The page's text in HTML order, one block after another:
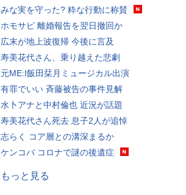
みな実を守った? 粋な行動に称賛
ホモサピ 離婚報告を翌日撤回か
広末が地上波復帰 今後に言及
寿美花代さん、乗り越えた悲劇
元ME:I飯田栞月ミュージカル出演
有罪でいい 斉藤被告の事件見解
水卜アナと中村倫也 近況が話題
寿美花代さん死去 息子2人が追悼
志らく コア層との溝深まるか
ケンコバ コロナで謎の後遺症
もっと見る